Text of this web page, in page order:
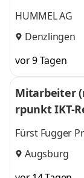
HUMMEL AG
Denzlingen
vor 9 Tagen
Mitarbeiter
rpunkt IKT-
Fürst Fugger
Augsburg